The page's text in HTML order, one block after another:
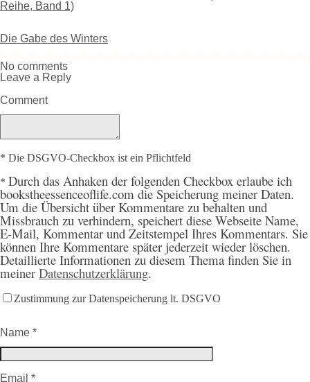
Reihe, Band 1)
Die Gabe des Winters
No comments
Leave a Reply
Comment
* Die DSGVO-Checkbox ist ein Pflichtfeld
* Durch das Anhaken der folgenden Checkbox erlaube ich
bookstheessenceoflife.com die Speicherung meiner Daten.
Um die Übersicht über Kommentare zu behalten und
Missbrauch zu verhindern, speichert diese Webseite Name,
E-Mail, Kommentar und Zeitstempel Ihres Kommentars. Sie
können Ihre Kommentare später jederzeit wieder löschen.
Detaillierte Informationen zu diesem Thema finden Sie in
meiner Datenschutzerklärung.
Zustimmung zur Datenspeicherung lt. DSGVO
Name *
Email *